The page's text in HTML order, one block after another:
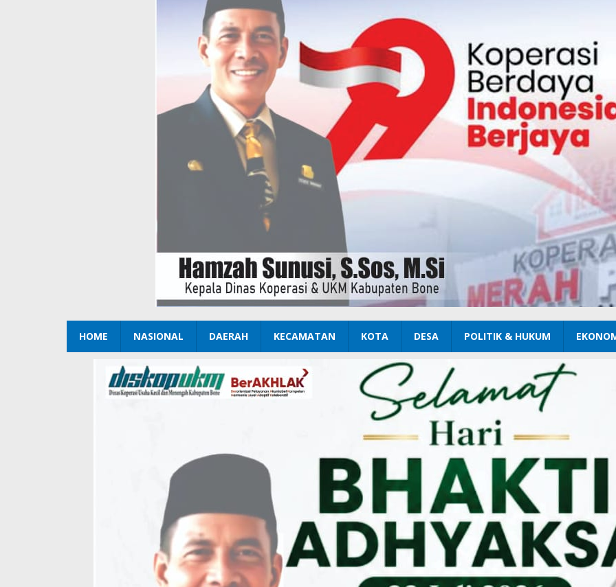
HOME NASIONAL DAERAH KECAMATAN KOTA DESA POLITIK & HUKUM